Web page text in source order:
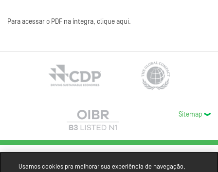
Para acessar o PDF na íntegra, clique aqui.
Sitemap
Usamos cookies pra melhorar sua experiência de navegação,